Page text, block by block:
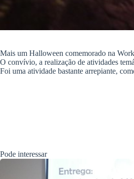
Mais um Halloween comemorado na
O convívio, a realização de atividades
Foi uma atividade bastante arrepiante,
Pode interessar